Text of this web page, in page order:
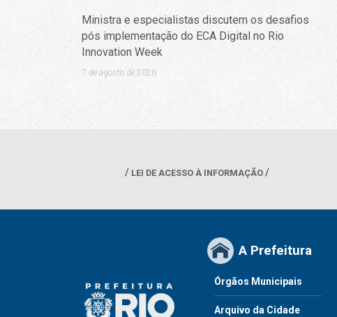
Ministra e especialistas discutem os desafios
pós implementação do ECA Digital no Rio
Innovation Week
7 de agosto de 2026
LEI DE ACESSO À INFORMAÇÃO
A Prefeitura
Órgãos Municipais
Arquivo da Cidade